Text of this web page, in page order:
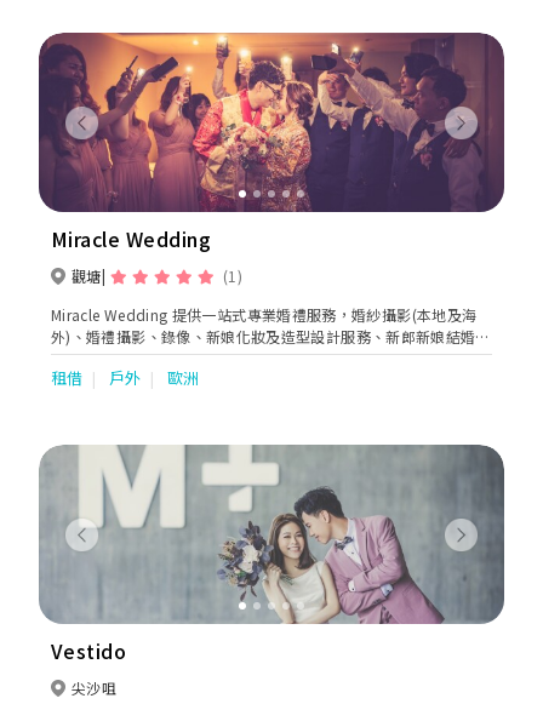
Previous Next
Miracle Wedding
觀塘
(1)
Miracle Wedding 提供一站式專業婚禮服務，婚紗攝影(本地及海
外)、婚禮攝影、錄像、新娘化妝及造型設計服務、新郎新娘結婚禮
服租賃。
租借 戶外 歐洲
Previous Next
Vestido
尖沙咀